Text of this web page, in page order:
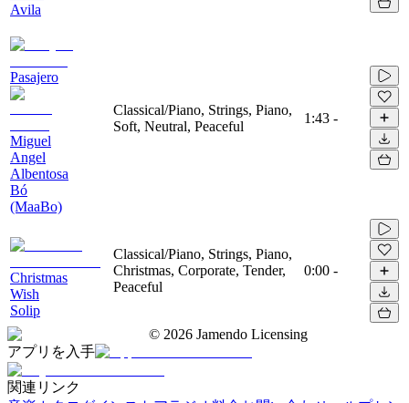
Avila
Pasajero
Miguel
Angel
Albentosa
Bó
(MaaBo)
Classical/Piano, Strings, Piano,
Soft, Neutral, Peaceful
1:43 -
Christmas
Wish
Solip
Classical/Piano, Strings, Piano,
Christmas, Corporate, Tender,
Peaceful
0:00 -
© 2026 Jamendo Licensing
アプリを入手
関連リンク